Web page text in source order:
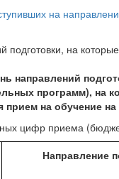
на
подготовки, на
направлений
программ), на
прием на обучение на
цифр приема
Направление